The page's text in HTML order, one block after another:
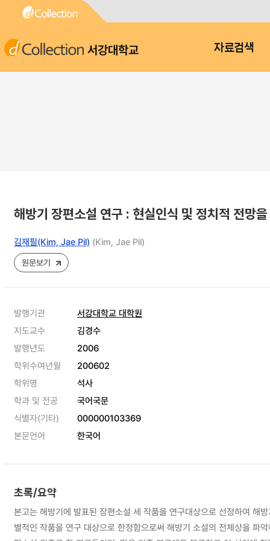
서강대학교 자료검색
해방기 장편소설 연구 : 현실인식 및 정치적 전망
김재필(Kim, Jae Pil) (Kim, Jae Pil)
원문보기
발행기관
서강대학교 대학원
지도교수
김경수
발행년도
2006
학위수여년월
200602
학위명
석사
학과 및 전공
국어국문
식별자(기타)
000000103369
본문언어
한국어
초록/요약
본고는 해방기에 발표된 장편소설 세 작품을 연구대상으로 선정하여 해
별적인 작품을 연구 대상으로 한정함으로써 해방기 소설의 전체상을 파